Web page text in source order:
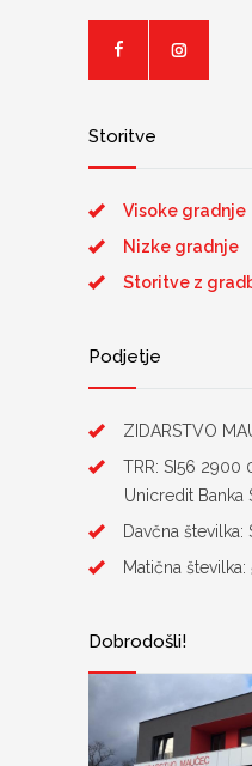
Storitve
Visoke gradnje
Nizke gradnje
Storitve z
Podjetje
ZIDARSTVO
TRR: SI56
Unicredit Banka
Davčna številka:
Matična
Dobrodošli!